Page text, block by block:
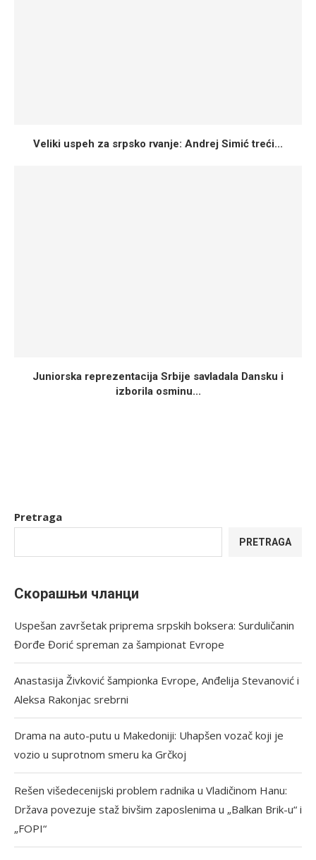
Veliki uspeh za srpsko rvanje: Andrej Simić treći...
Juniorska reprezentacija Srbije savladala Dansku i
izborila osminu...
Pretraga
PRETRAGA
Скорашњи чланци
Uspešan završetak priprema srpskih boksera: Surduličanin
Đorđe Đorić spreman za šampionat Evrope
Anastasija Živković šampionka Evrope, Anđelija Stevanović i
Aleksa Rakonjac srebrni
Drama na auto-putu u Makedoniji: Uhapšen vozač koji je
vozio u suprotnom smeru ka Grčkoj
Rešen višedecenijski problem radnika u Vladičinom Hanu:
Država povezuje staž bivšim zaposlenima u „Balkan Brik-u“ i
„FOPI“